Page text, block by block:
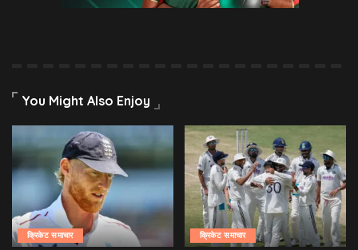
You Might Also Enjoy
क्रिकेट समाचार क्रिकेट समाचार